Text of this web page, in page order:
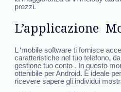
prezzi.
L’applicazione
L ‘mobile software ti fornisce
caratteristiche nel tuo telefono,
gestione tuo conto . In questo
ottenibile per Android. È ideale
ricevere sapere gli individui